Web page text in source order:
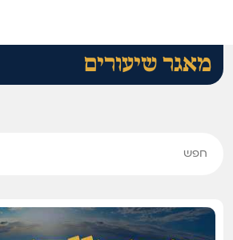
מאגר שיעורים